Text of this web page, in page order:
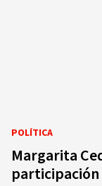
POLÍTICA
Margarita